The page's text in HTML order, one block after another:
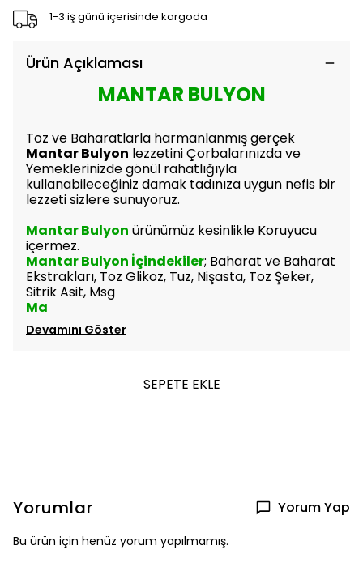
1-3 iş günü içerisinde kargoda
Ürün Açıklaması
MANTAR BULYON
Toz ve Baharatlarla harmanlanmış gerçek
Mantar Bulyon lezzetini Çorbalarınızda ve
Yemeklerinizde gönül rahatlığıyla
kullanabileceğiniz damak tadınıza uygun nefis bir
lezzeti sizlere sunuyoruz.
Mantar Bulyon ürünümüz kesinlikle Koruyucu
içermez.
Mantar Bulyon İçindekiler; Baharat ve Baharat
Ekstrakları, Toz Glikoz, Tuz, Nişasta, Toz Şeker,
Sitrik Asit, Msg
Ma
Devamını Göster
SEPETE EKLE
Yorumlar Yorum Yap
Bu ürün için henüz yorum yapılmamış.